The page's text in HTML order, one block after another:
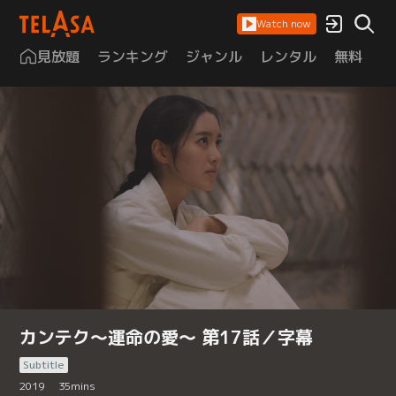
Watch now
見放題 ランキング ジャンル レンタル 無料
カンテク～運命の愛～ 第17話／字幕
Subtitle
2019
35mins